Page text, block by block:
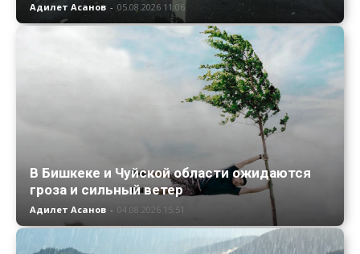
Адилет Асанов - 05.08.2026 11:06
В Бишкеке и Чуйской области ожидаются
гроза и сильный ветер
Адилет Асанов - 04.08.2026 15:51